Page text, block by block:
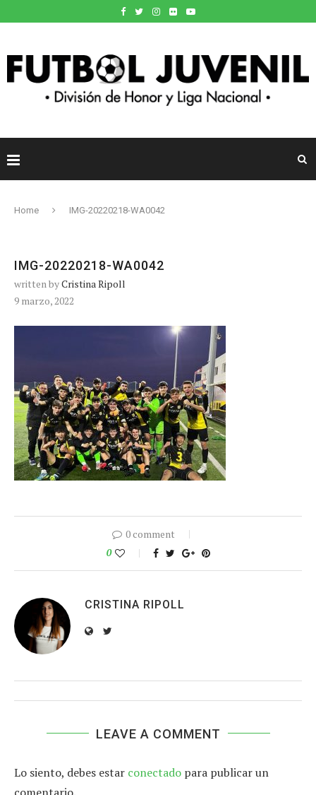
Home IMG-20220218-WA0042
IMG-20220218-WA0042
written byCristina Ripoll
9 marzo, 2022
0 comment
0
CRISTINA RIPOLL
LEAVE A COMMENT
Lo siento, debes estar conectado para publicar un